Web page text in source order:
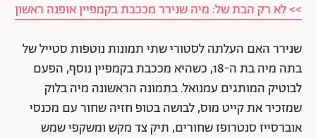
>> לא רק הבת של: מיה שנירר מככבת בקמפיין אופנה ראשון
שנירר האם העלתה לסטורי שתי תמונות נוטפות סטייל של
בתה מיה בת ה-18, כשהיא מככבת בקמפיין נוסף, הפעם
לבוטיק המותגים עמנואל. בתמונה הראשונה מיה בלוק
שמזכיר את קייט מוס, לבושה בטופ חזיה שחור עם מכנסי
אוברסייז סנטרופז שחורים, תיק צד מקש ומשקפי שמש